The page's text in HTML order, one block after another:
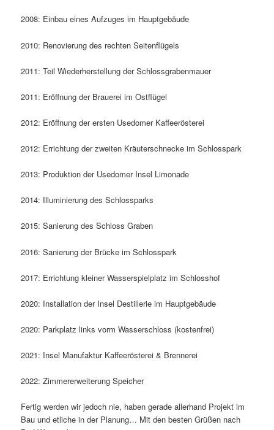
2008: Einbau eines Aufzuges im Hauptgebäude
2010: Renovierung des rechten Seitenflügels
2011: Teil Wiederherstellung der Schlossgrabenmauer
2011: Eröffnung der Brauerei im Ostflügel
2012: Eröffnung der ersten Usedomer Kaffeerösterei
2012: Errichtung der zweiten Kräuterschnecke im Schlosspark
2013: Produktion der Usedomer Insel Limonade
2014: Illuminierung des Schlossparks
2015: Sanierung des Schloss Graben
2016: Sanierung der Brücke im Schlosspark
2017: Errichtung kleiner Wasserspielplatz im Schlosshof
2020: Installation der Insel Destillerie im Hauptgebäude
2020: Parkplatz links vorm Wasserschloss (kostenfrei)
2021: Insel Manufaktur Kaffeerösterei & Brennerei
2022: Zimmererweiterung Speicher
Fertig werden wir jedoch nie, haben gerade allerhand Projekt im
Bau und etliche in der Planung… Mit den besten Grüßen nach